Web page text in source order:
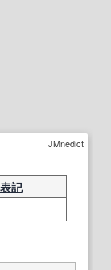
JMnedict
記